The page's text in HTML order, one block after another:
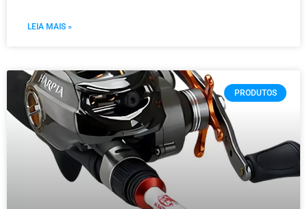
LEIA MAIS »
PRODUTOS